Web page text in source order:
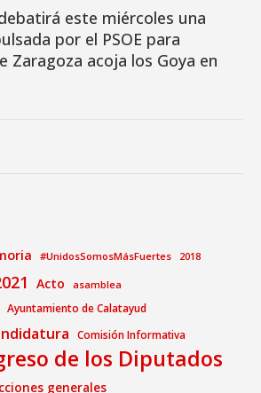
este miércoles una
por el PSOE para
Zaragoza acoja los Goya en
#UnidosSomosMásFuertes 2018
Acto asamblea
Ayuntamiento de Calatayud
Comisión Informativa
de los Diputados
generales